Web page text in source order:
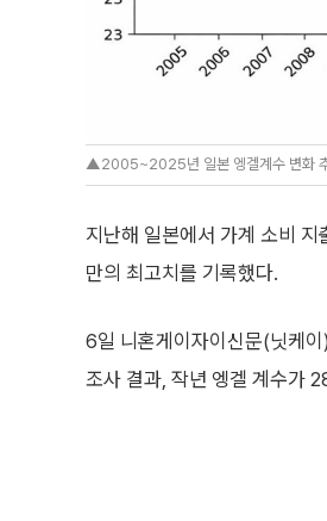
▲2005~2025년 일본 엥겔계수 변화
지난해 일본에서 가계 소비
만의 최고치를 기록했다.
6일 니혼게이자이신문(닛케
조사 결과, 작년 엥겔 계수가